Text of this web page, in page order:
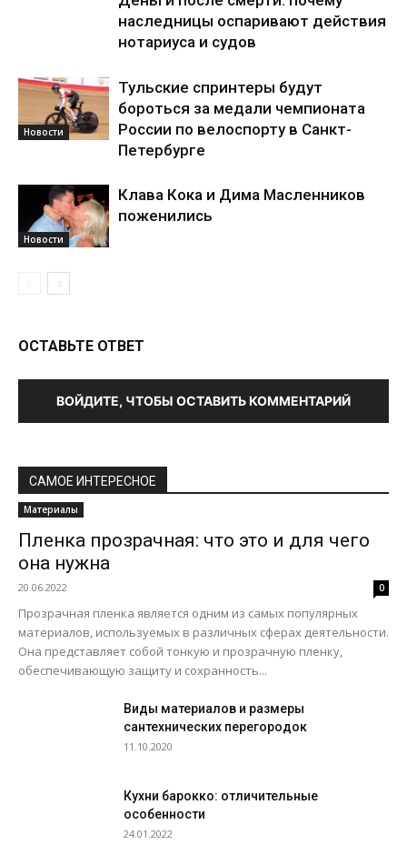
наследницы оспаривают действия
нотариуса и судов
Новости
Тульские спринтеры будут
бороться за медали чемпионата
России по велоспорту в Санкт-
Петербурге
Новости
Клава Кока и Дима Масленников
поженились
ОСТАВЬТЕ ОТВЕТ
ВОЙДИТЕ, ЧТОБЫ ОСТАВИТЬ КОММЕНТАРИЙ
САМОЕ ИНТЕРЕСНОЕ
Материалы
Пленка прозрачная: что это и для чего
она нужна
20.06.2022 0
Прозрачная пленка является одним из самых популярных
материалов, используемых в различных сферах деятельности.
Она представляет собой тонкую и прозрачную пленку,
обеспечивающую защиту и сохранность...
Виды материалов и размеры
сантехнических перегородок
11.10.2020
Кухни барокко: отличительные
особенности
24.01.2022